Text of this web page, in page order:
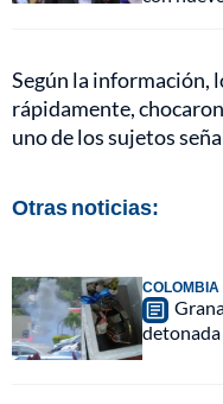
Según la información,
rápidamente,
uno de los sujetos
Otras noticias:
COLOMBIA